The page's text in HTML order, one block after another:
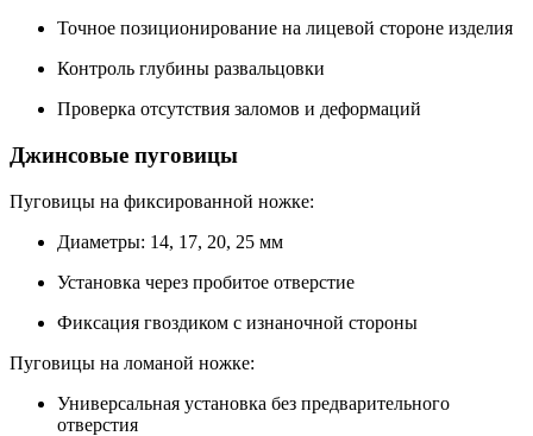
Точное позиционирование на лицевой стороне изделия
Контроль глубины развальцовки
Проверка отсутствия заломов и деформаций
Джинсовые пуговицы
Пуговицы на фиксированной ножке:
Диаметры: 14, 17, 20, 25 мм
Установка через пробитое отверстие
Фиксация гвоздиком с изнаночной стороны
Пуговицы на ломаной ножке:
Универсальная установка без предварительного
отверстия